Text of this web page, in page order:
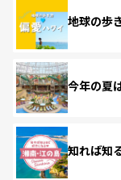
地球の歩
今年の夏
知れば知